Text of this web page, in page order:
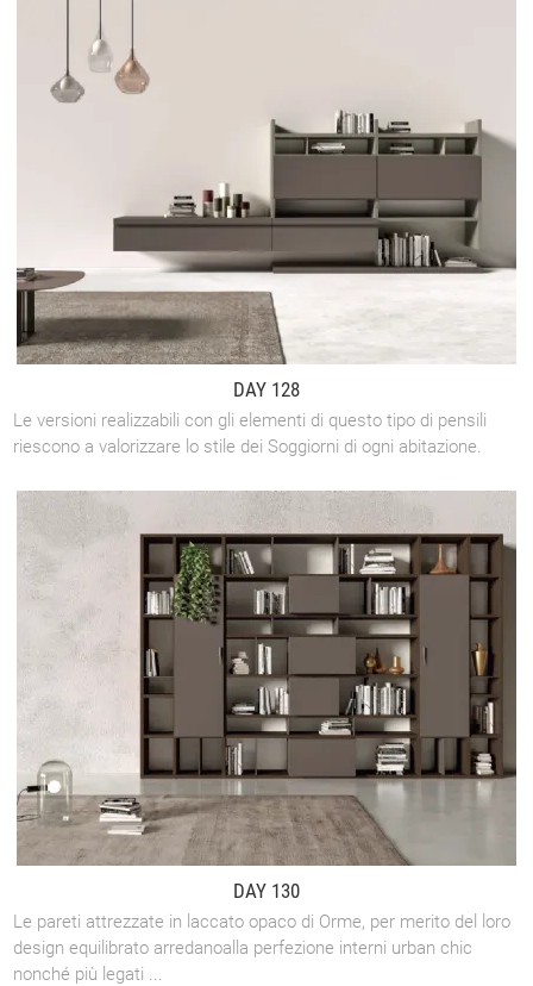
DAY 128
Le versioni realizzabili con gli elementi di questo tipo di pensili
riescono a valorizzare lo stile dei Soggiorni di ogni abitazione.
DAY 130
Le pareti attrezzate in laccato opaco di Orme, per merito del loro
design equilibrato arredanoalla perfezione interni urban chic
nonché più legati ...